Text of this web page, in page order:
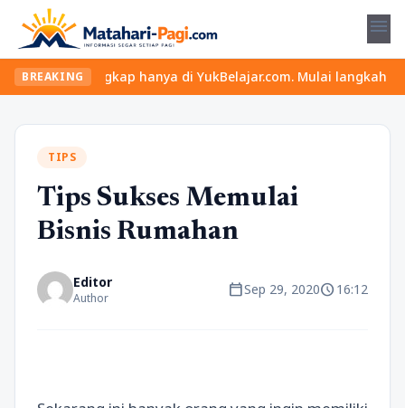
menu
BREAKING
lengkap hanya di YukBelajar.com. Mulai langkah
TIPS
Tips Sukses Memulai
Bisnis Rumahan
Editor
Author calendar_todaySep 29, 2020schedule16:12